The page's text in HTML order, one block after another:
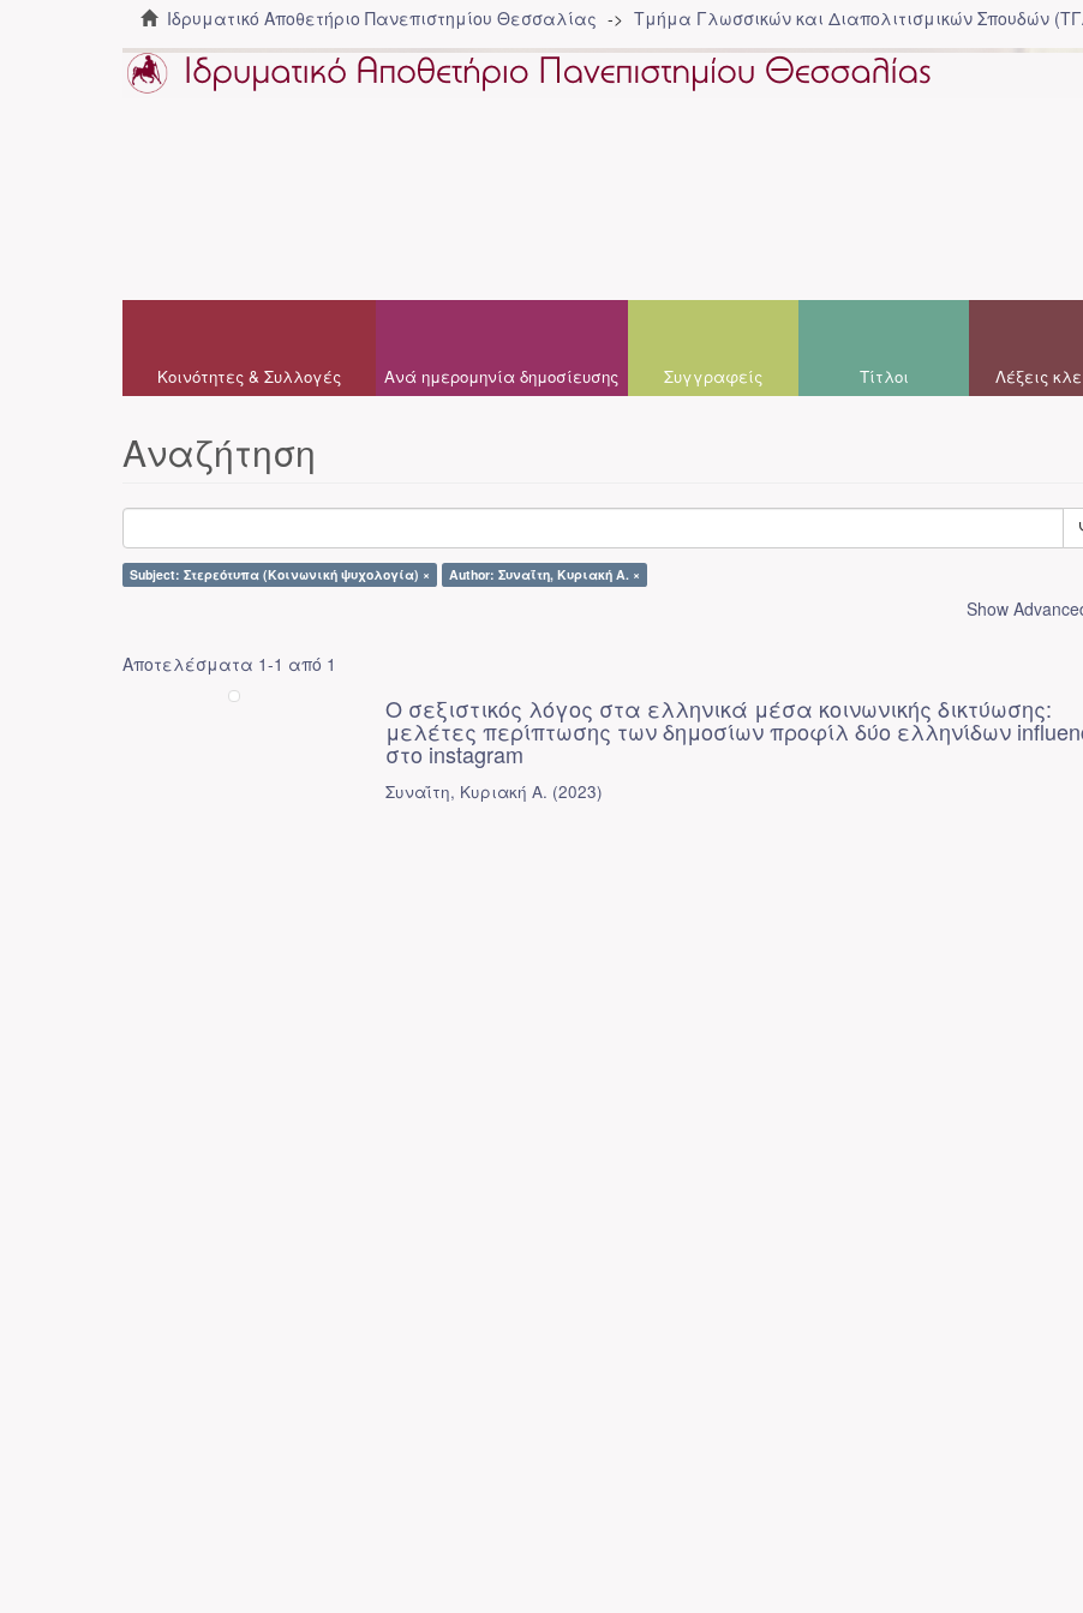
Ιδρυματικό Αποθετήριο Πανεπιστημίου Θεσσαλίας Τμήμα Γλωσσικών και Διαπολιτισμικών Σπουδών
Κοινότητες & Συλλογές Ανά ημερομηνία δημοσίευσης Συγγραφείς Τίτλοι Λέξεις
Αναζήτηση
Subject: Στερεότυπα (Κοινωνική ψυχολογία) × Author: Συναΐτη, Κυριακή Α. ×
Show
Αποτελέσματα 1-1 από 1
Ο σεξιστικός λόγος στα ελληνικά μέσα κοινωνικής δικτύωσης:
μελέτες περίπτωσης των δημοσίων προφίλ δύο ελληνίδων
στο instagram
Συναΐτη, Κυριακή Α. (2023)